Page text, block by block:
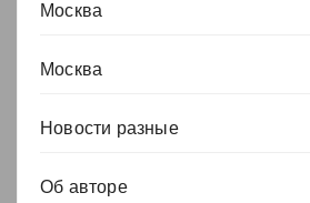
Москва
Москва
Новости разные
Об авторе